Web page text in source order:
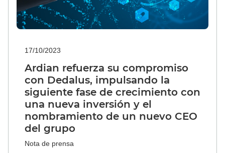
17/10/2023
Ardian refuerza su compromiso
con Dedalus, impulsando la
siguiente fase de crecimiento con
una nueva inversión y el
nombramiento de un nuevo CEO
del grupo
Nota de prensa